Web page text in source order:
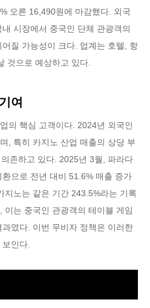
오른 16,490원에 마감했다. 외국
시장에서 중국인 단체 관광객의
질 가능성이 크다. 업계는 호텔, 항
것으로 예상하고 있다.
여
의 핵심 고객이다. 2024년 외국인
, 특히 카지노 산업 매출의 상당 부
존하고 있다. 2025년 3월, 파라다
으로 전년 대비 51.6% 매출 증가
지노는 같은 기간 243.5%라는 기록
이는 중국인 관광객의 테이블 게임
였다. 이번 무비자 정책은 이러한
인다.